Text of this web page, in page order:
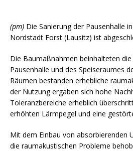
(pm) Die Sanierung der Pausenhalle
Nordstadt Forst (Lausitz) ist
Die Baumaßnahmen beinhalteten die
Pausenhalle und des Speiseraumes
Räumen bestanden erhebliche
der Nutzung ergaben sich hohe
Toleranzbereiche erheblich
erhöhten Lärmpegel und eine
Mit dem Einbau von absorbierenden
die raumakustischen Probleme